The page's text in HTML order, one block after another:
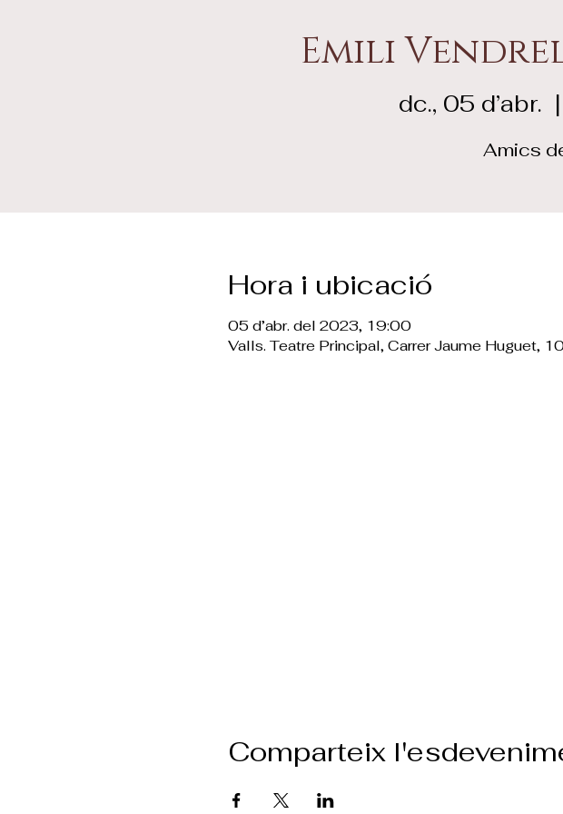
Emili
dc., 05 d’abr.
  |
Amics
Hora i ubicació
05 d’abr. del 2023, 19:00
Valls. Teatre Principal, Carrer Jaume Huguet,
Comparteix